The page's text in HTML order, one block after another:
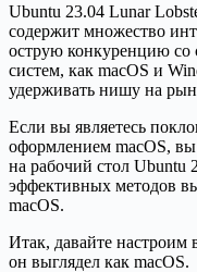
Ubuntu 23.04 Lunar
содержит множество
острую конкуренцию со
систем, как macOS и
удерживать нишу на
Если вы являетесь
оформлением macOS,
на рабочий стол
эффективных методов
macOS.
Итак, давайте настроим
он выглядел как macOS.